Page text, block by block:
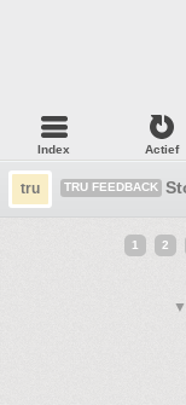
Index Actief
tru TRU FEEDBACK
1 2
▼